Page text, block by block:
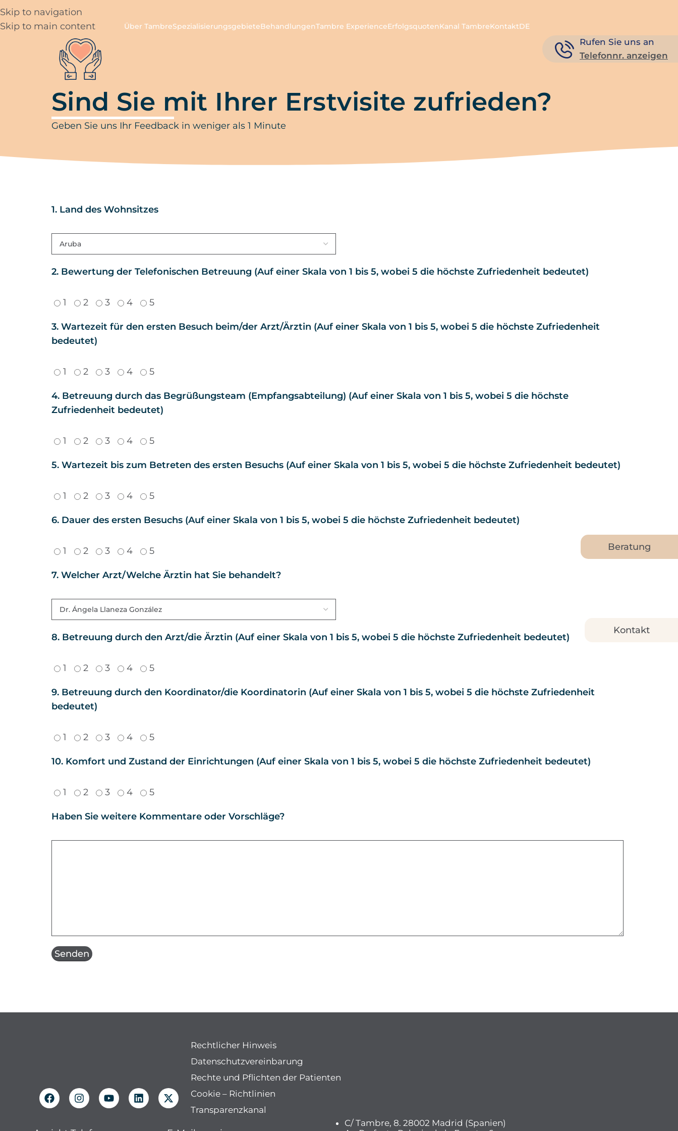
Skip to navigation
Skip to main content
Über TambreSpezialisierungsgebieteBehandlungenTambre ExperienceErfolgsquotenKanal TambreKontaktDE
Rufen Sie uns an
Telefonnr. anzeigen
Sind Sie mit Ihrer Erstvisite zufrieden?
Geben Sie uns Ihr Feedback in weniger als 1 Minute
1. Land des Wohnsitzes
2. Bewertung der Telefonischen Betreuung (Auf einer Skala von 1 bis 5, wobei 5 die höchste Zufriedenheit bedeutet)
1 2 3 4 5
3. Wartezeit für den ersten Besuch beim/der Arzt/Ärztin (Auf einer Skala von 1 bis 5, wobei 5 die höchste Zufriedenheit
bedeutet)
1 2 3 4 5
4. Betreuung durch das Begrüßungsteam (Empfangsabteilung) (Auf einer Skala von 1 bis 5, wobei 5 die höchste
Zufriedenheit bedeutet)
1 2 3 4 5
5. Wartezeit bis zum Betreten des ersten Besuchs (Auf einer Skala von 1 bis 5, wobei 5 die höchste Zufriedenheit bedeutet)
1 2 3 4 5
6. Dauer des ersten Besuchs (Auf einer Skala von 1 bis 5, wobei 5 die höchste Zufriedenheit bedeutet)
1 2 3 4 5
7. Welcher Arzt/Welche Ärztin hat Sie behandelt?
8. Betreuung durch den Arzt/die Ärztin (Auf einer Skala von 1 bis 5, wobei 5 die höchste Zufriedenheit bedeutet)
1 2 3 4 5
9. Betreuung durch den Koordinator/die Koordinatorin (Auf einer Skala von 1 bis 5, wobei 5 die höchste Zufriedenheit
bedeutet)
1 2 3 4 5
10. Komfort und Zustand der Einrichtungen (Auf einer Skala von 1 bis 5, wobei 5 die höchste Zufriedenheit bedeutet)
1 2 3 4 5
Haben Sie weitere Kommentare oder Vorschläge?
Rechtlicher Hinweis
Datenschutzvereinbarung
Rechte und Pflichten der Patienten
Cookie – Richtlinien
Transparenzkanal
C/ Tambre, 8. 28002 Madrid (Spanien)
Beratung
Kontakt